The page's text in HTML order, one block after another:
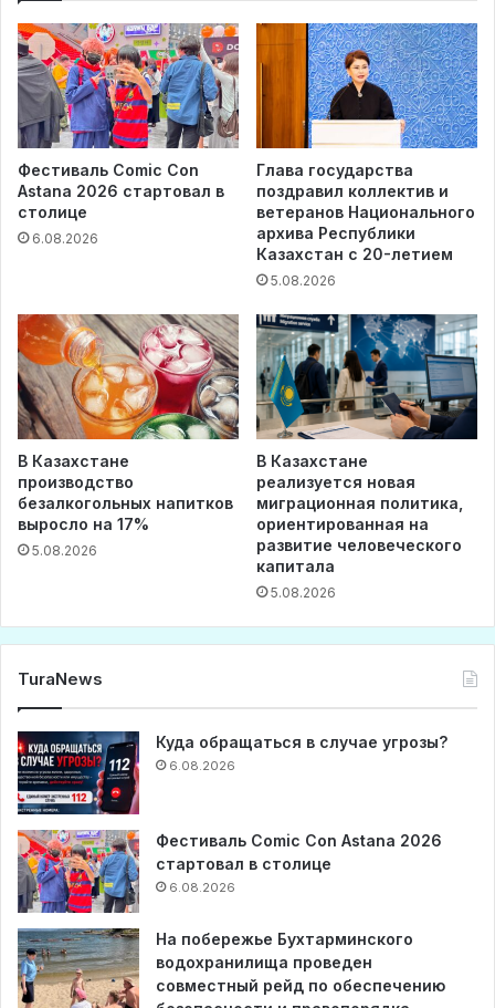
Фестиваль Comic Con
Astana 2026 стартовал в
столице
6.08.2026
Глава государства
поздравил коллектив и
ветеранов Национального
архива Республики
Казахстан с 20-летием
5.08.2026
В Казахстане
производство
безалкогольных напитков
выросло на 17%
5.08.2026
В Казахстане
реализуется новая
миграционная политика,
ориентированная на
развитие человеческого
капитала
5.08.2026
TuraNews
Куда обращаться в случае угрозы?
6.08.2026
Фестиваль Comic Con Astana 2026
стартовал в столице
6.08.2026
На побережье Бухтарминского
водохранилища проведен
совместный рейд по обеспечению